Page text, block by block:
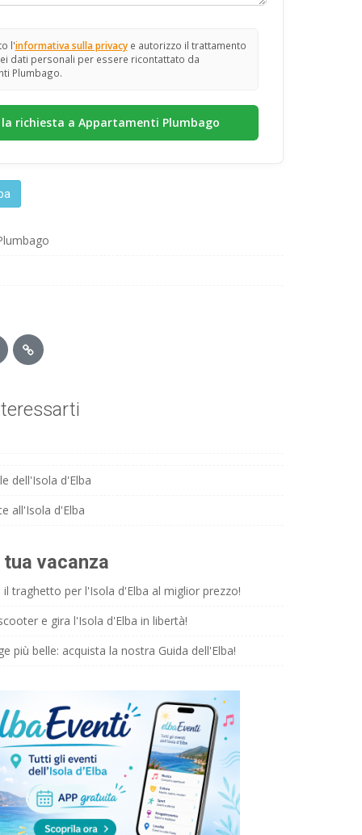
l'informativa sulla privacye autorizzo il trattamento
dati personali per essere ricontattato da
Plumbago.
dell'Isola d'Elba
all'Isola d'Elba
vacanza
traghetto per l'Isola d'Elba al miglior prezzo!
e gira l'Isola d'Elba in libertà!
più belle: acquista la nostra Guida dell'Elba!